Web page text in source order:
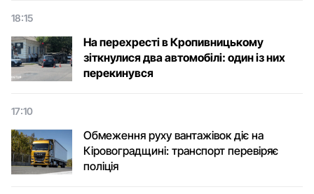
18:15
На перехресті в Кропивницькому
зіткнулися два автомобілі: один із них
перекинувся
17:10
Обмеження руху вантажівок діє на
Кіровоградщині: транспорт перевіряє
поліція